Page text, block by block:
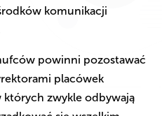
komunikacji
powinni pozostawać
placówek
zwykle odbywają